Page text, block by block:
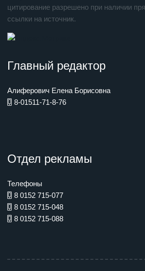
цитирование разрешено при наличии
ссылки на источник.
Главный редактор
Алиферович Елена Борисовна
8-01511-71-8-76
Отдел рекламы
Телефоны
8 0152 715-077
8 0152 715-048
8 0152 715-088